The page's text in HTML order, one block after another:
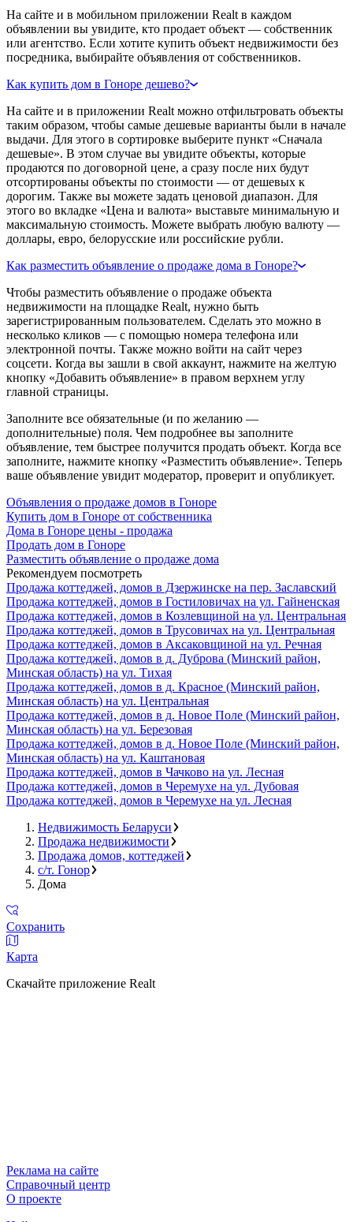
На сайте и в мобильном приложении Realt в каждом
объявлении вы увидите, кто продает объект — собственник
или агентство. Если хотите купить объект недвижимости без
посредника, выбирайте объявления от собственников.
Как купить дом в Гоноре дешево?
На сайте и в приложении Realt можно отфильтровать объекты
таким образом, чтобы самые дешевые варианты были в начале
выдачи. Для этого в сортировке выберите пункт «Сначала
дешевые». В этом случае вы увидите объекты, которые
продаются по договорной цене, а сразу после них будут
отсортированы объекты по стоимости — от дешевых к
дорогим. Также вы можете задать ценовой диапазон. Для
этого во вкладке «Цена и валюта» выставьте минимальную и
максимальную стоимость. Можете выбрать любую валюту —
доллары, евро, белорусские или российские рубли.
Как разместить объявление о продаже дома в Гоноре?
Чтобы разместить объявление о продаже объекта
недвижимости на площадке Realt, нужно быть
зарегистрированным пользователем. Сделать это можно в
несколько кликов — с помощью номера телефона или
электронной почты. Также можно войти на сайт через
соцсети. Когда вы зашли в свой аккаунт, нажмите на желтую
кнопку «Добавить объявление» в правом верхнем углу
главной страницы.
Заполните все обязательные (и по желанию —
дополнительные) поля. Чем подробнее вы заполните
объявление, тем быстрее получится продать объект. Когда все
заполните, нажмите кнопку «Разместить объявление». Теперь
ваше объявление увидит модератор, проверит и опубликует.
Объявления о продаже домов в Гоноре
Купить дом в Гоноре от собственника
Дома в Гоноре цены - продажа
Продать дом в Гоноре
Разместить объявление о продаже дома
Рекомендуем посмотреть
Продажа коттеджей, домов в Дзержинске на пер. Заславский
Продажа коттеджей, домов в Гостиловичах на ул. Гайненская
Продажа коттеджей, домов в Козлевщиной на ул. Центральная
Продажа коттеджей, домов в Трусовичах на ул. Центральная
Продажа коттеджей, домов в Аксаковщиной на ул. Речная
Продажа коттеджей, домов в д. Дуброва (Минский район,
Минская область) на ул. Тихая
Продажа коттеджей, домов в д. Красное (Минский район,
Минская область) на ул. Центральная
Продажа коттеджей, домов в д. Новое Поле (Минский район,
Минская область) на ул. Березовая
Продажа коттеджей, домов в д. Новое Поле (Минский район,
Минская область) на ул. Каштановая
Продажа коттеджей, домов в Чачково на ул. Лесная
Продажа коттеджей, домов в Черемухе на ул. Дубовая
Продажа коттеджей, домов в Черемухе на ул. Лесная
Недвижимость Беларуси
Продажа недвижимости
Продажа домов, коттеджей
с/т. Гонор
Дома
Сохранить
Карта
Скачайте приложение Realt
Реклама на сайте
Справочный центр
О проекте